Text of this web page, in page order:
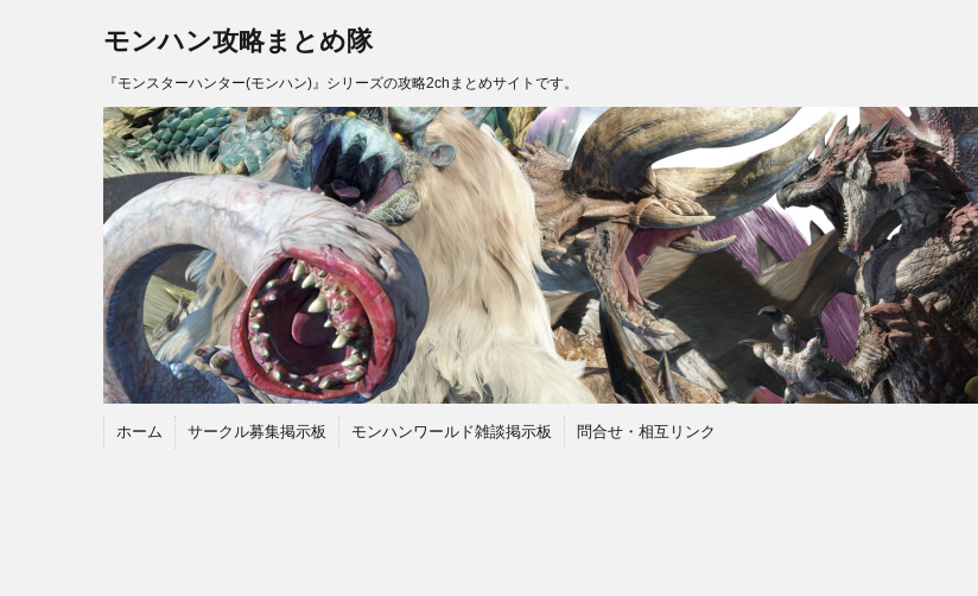
モンハン攻略まとめ隊
『モンスターハンター(モンハン)』シリーズの攻略2chまとめサイトです。
ホーム サークル募集掲示板 モンハンワールド雑談掲示板 問合せ・相互リンク